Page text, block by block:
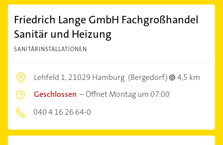
Friedrich Lange GmbH Fachgroßhandel
Sanitär und Heizung
SANITÄRINSTALLATIONEN
Lehfeld 1,21029 Hamburg (Bergedorf)
4,5 km
Geschlossen –Öffnet Montag um 07:00
040 4 16 26 64-0